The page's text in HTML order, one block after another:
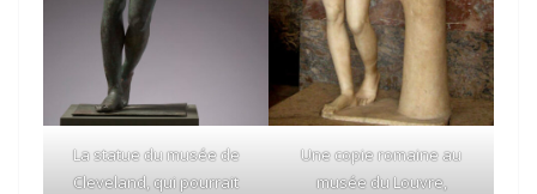
La statue du musée de
Cleveland, qui pourrait
Une copie romaine au
musée du Louvre,